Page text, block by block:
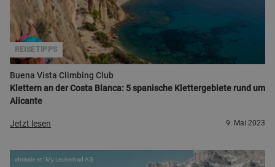
Buena Vista Climbing Club
Klettern an der Costa Blanca: 5 spanische Klettergebiete rund um
Alicante
REISETIPPS
Jetzt lesen 9. Mai 2023
chrissie.st | My Leukerbad AG